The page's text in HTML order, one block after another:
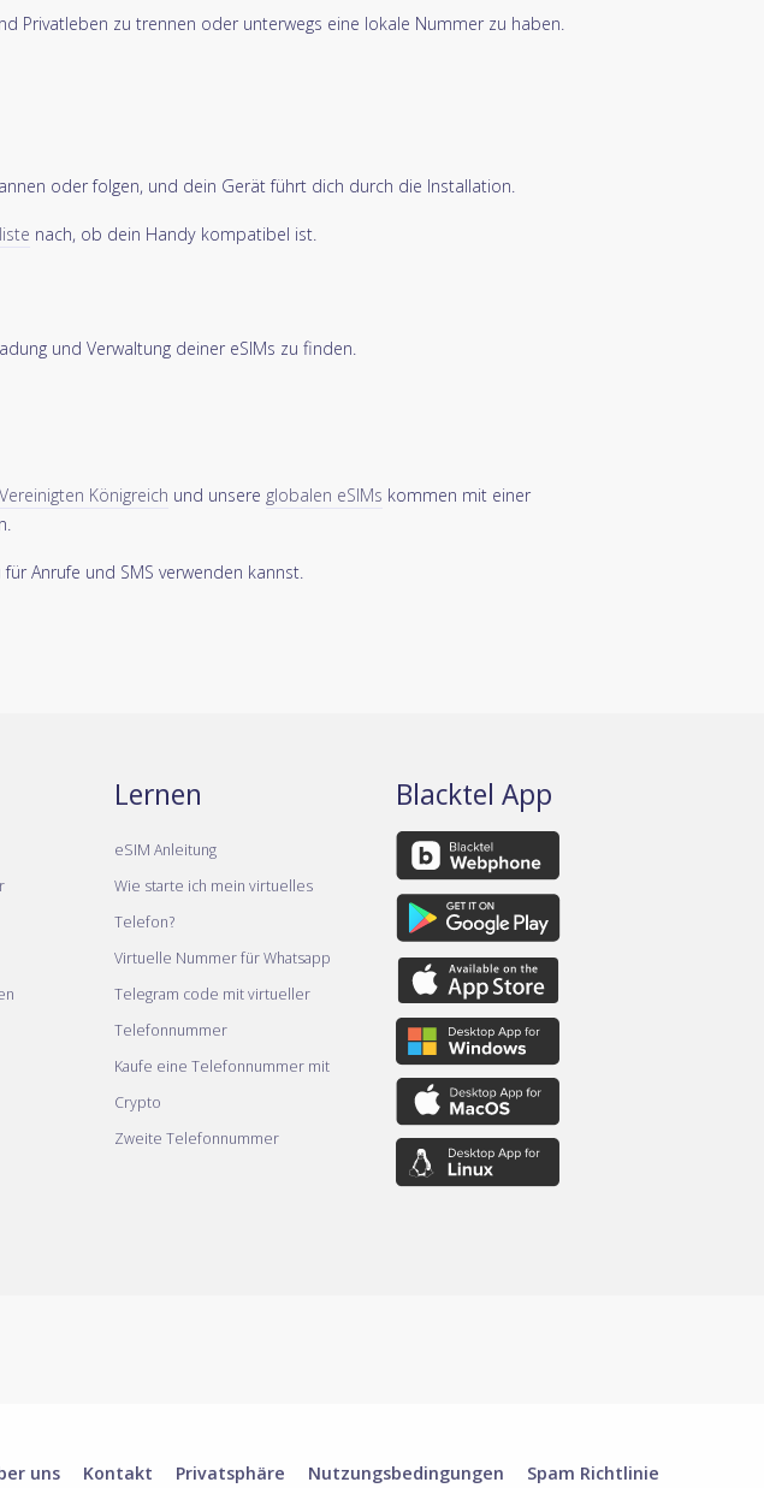
Privatleben zu trennen oder unterwegs eine lokale Nummer zu haben.
oder folgen, und dein Gerät führt dich durch die Installation.
nach, ob dein Handy kompatibel ist.
und Verwaltung deiner eSIMs zu finden.
Vereinigten Königreich und unsere globalen eSIMs kommen mit einer
Anrufe und SMS verwenden kannst.
Lernen
eSIM Anleitung
Wie starte ich mein virtuelles
Telefon?
Virtuelle Nummer für Whatsapp
Telegram code mit virtueller
Telefonnummer
Kaufe eine Telefonnummer mit
Crypto
Zweite Telefonnummer
Blacktel App
uns Kontakt Privatsphäre Nutzungsbedingungen Spam Richtlinie